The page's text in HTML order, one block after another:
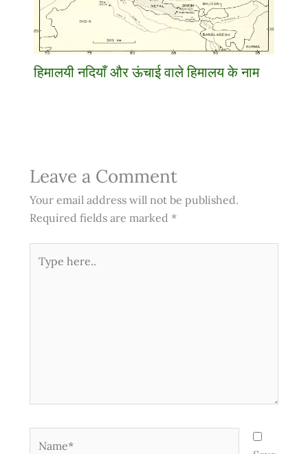
हिमालयी नदियाँ और ऊंचाई वाले हिमालय के नाम
Leave a Comment
Your email address will not be published.
Required fields are marked *
here..